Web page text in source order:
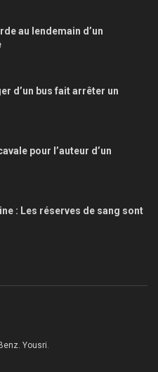
au lendemain d’un
d’un bus fait arrêter un
pour l’auteur d’un
: Les réserves de sang sont
Yousri.